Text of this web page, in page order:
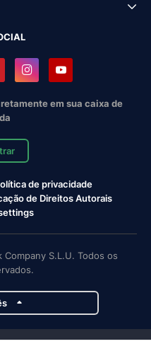
em sua caixa de
de privacidade
de Direitos Autorais
S.L.U. Todos os